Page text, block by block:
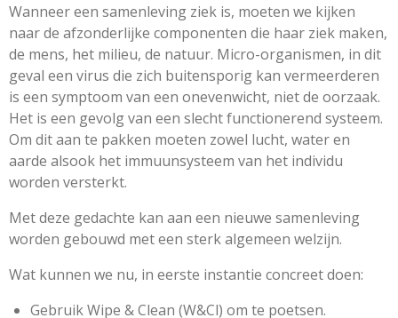
Wanneer een samenleving ziek is, moeten we kijken
naar de afzonderlijke componenten die haar ziek maken,
de mens, het milieu, de natuur. Micro-organismen, in dit
geval een virus die zich buitensporig kan vermeerderen
is een symptoom van een onevenwicht, niet de oorzaak.
Het is een gevolg van een slecht functionerend systeem.
Om dit aan te pakken moeten zowel lucht, water en
aarde alsook het immuunsysteem van het individu
worden versterkt.
Met deze gedachte kan aan een nieuwe samenleving
worden gebouwd met een sterk algemeen welzijn.
Wat kunnen we nu, in eerste instantie concreet doen:
Gebruik Wipe & Clean (W&Cl) om te poetsen.